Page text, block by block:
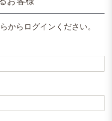
からログインください。